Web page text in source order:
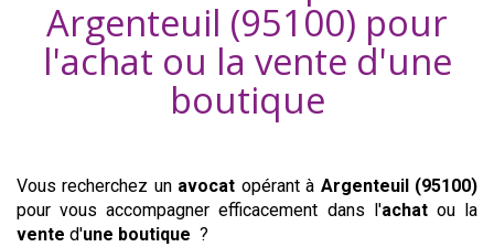
Argenteuil (95100) pour
l'achat ou la vente d'une
boutique
Vous recherchez un avocat opérant à Argenteuil (95100)
pour vous accompagner efficacement dans l'achatou la
vente d'une boutique ?